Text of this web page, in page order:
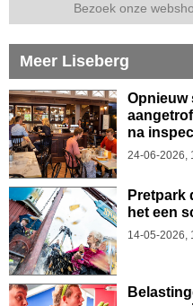
Bezoek onze
Meer Liseberg
Opnieuw
na
24-06-2026,
Pretpark
het een
14-05-2026,